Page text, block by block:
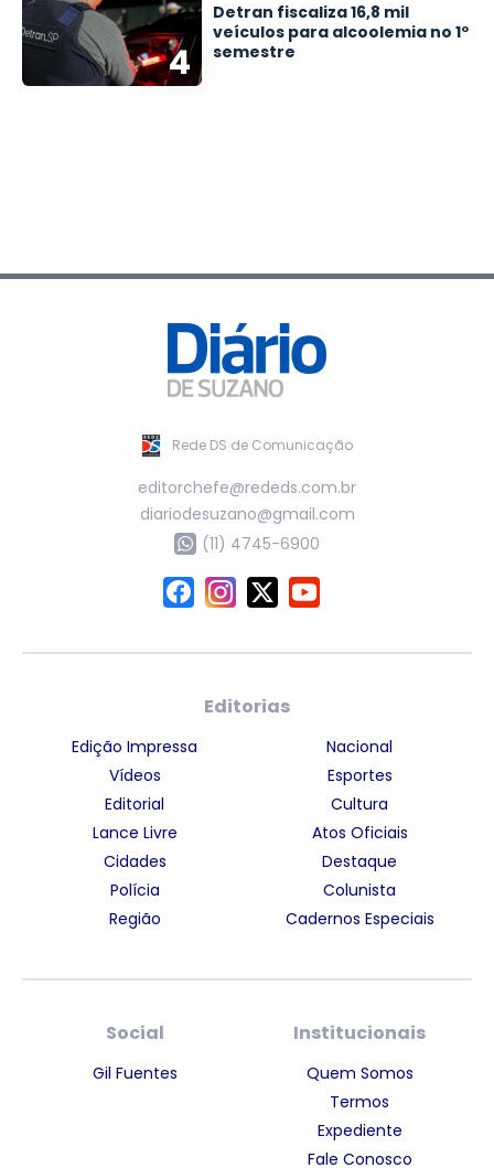
4
Detran fiscaliza 16,8 mil
veículos para alcoolemia no 1º
semestre
Rede DS de Comunicação
editorchefe@rededs.com.br
diariodesuzano@gmail.com
(11) 4745-6900
Editorias
Edição Impressa
Vídeos
Editorial
Lance Livre
Cidades
Polícia
Região
Nacional
Esportes
Cultura
Atos Oficiais
Destaque
Colunista
Cadernos Especiais
Social
Gil Fuentes
Institucionais
Quem Somos
Termos
Expediente
Fale Conosco